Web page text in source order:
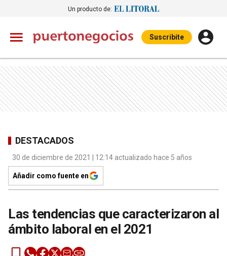
Un producto de:
Suscribite
DESTACADOS
30 de diciembre de 2021 | 12:14 actualizado hace 5 años
Añadir como fuente en
Las tendencias que caracterizaron al
ámbito laboral en el 2021